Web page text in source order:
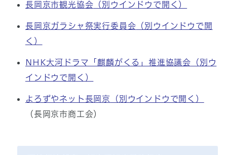
長岡京市観光協会 （別ウインドウで開く）
長岡京ガラシャ祭実行委員会 （別ウインドウで開
く）
NHK大河ドラマ「麒麟がくる」推進協議会 （別ウ
インドウで開く）
よろずやネット長岡京
（別ウインドウで開く）
（長岡京市商工会）